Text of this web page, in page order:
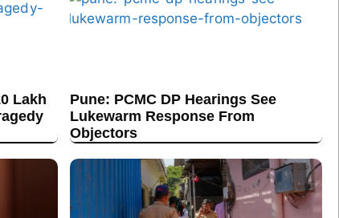
Lakh
Pune: PCMC DP Hearings See
Lukewarm Response From
Objectors